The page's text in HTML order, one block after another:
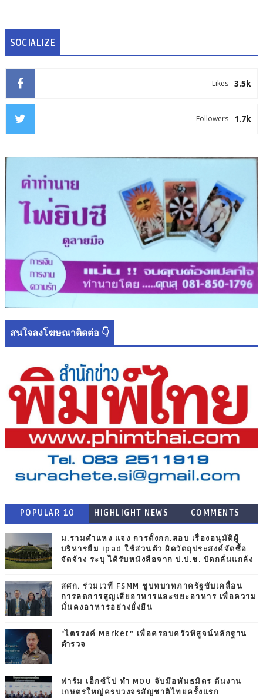
SOCIALIZE
3.5k
Likes
1.7k
Followers
สนใจลงโฆษณาติดต่อ 👇
POPULAR 10 HIGHLIGHT NEWS COMMENTS
ม.รามคำแหง แจง การตั้งกก.สอบ เรื่องอนุมัติผู้
บริหารยืม ipad ใช้ส่วนตัว ผิดวัตถุประสงค์จัดซื้อ
จัดจ้าง ระบุ ได้รับหนังสือจาก ป.ป.ช. ปัดกลั่นแกล้ง
สศก. ร่วมเวที FSMM ชูบทบาทภาครัฐขับเคลื่อน
การลดการสูญเสียอาหารและขยะอาหาร เพื่อความ
มั่นคงอาหารอย่างยั่งยืน
"ไตรรงค์ Market” เพื่อครอบครัวพิสูจน์หลักฐาน
ตำรวจ
ฟาร์ม เอ็กซ์โป ทำ MOU จับมือพันธมิตร ดันงาน
เกษตรใหญ่ครบวงจรสัญชาติไทยครั้งแรก